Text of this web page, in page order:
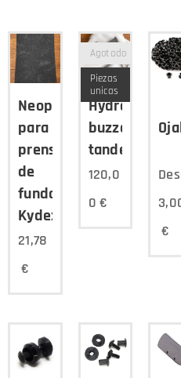
Neopreno
para
prensa
de
fundas
Kydex
21,78
€
Hydra
buzzard
tandem
Agotado
Piezas
unicas
120,0
0 €
€